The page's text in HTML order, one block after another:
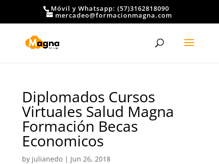
Móvil y Whatsapp: (57)3162818090
mercadeo@formacionmagna.com
Diplomados Cursos
Virtuales Salud Magna
Formación Becas
Economicos
by julianedo| Jun 26, 2018